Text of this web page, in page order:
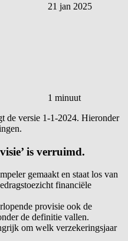
21 jan 2025
1 minuut
de versie 1-1-2024. Hieronder
is verruimd.
gemaakt en staat los van
financiële
provisie ook de
de definitie vallen.
om welk verzekeringsjaar